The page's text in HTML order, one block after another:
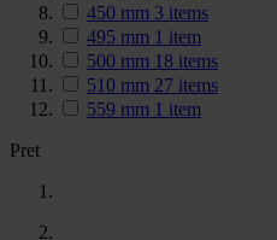
450 mm 3 items
495 mm 1 item
500 mm 18 items
510 mm 27 items
559 mm 1 item
Pret